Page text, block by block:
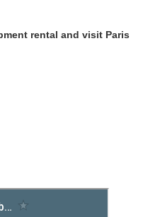
rental and visit Paris